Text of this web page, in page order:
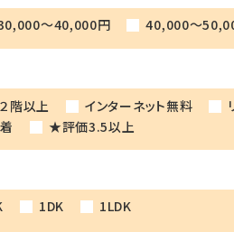
～40,000円 40,000～
２階以上 インターネット無料
★評価3.5以上
1DK 1LDK